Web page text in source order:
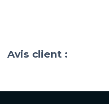
Avis client :